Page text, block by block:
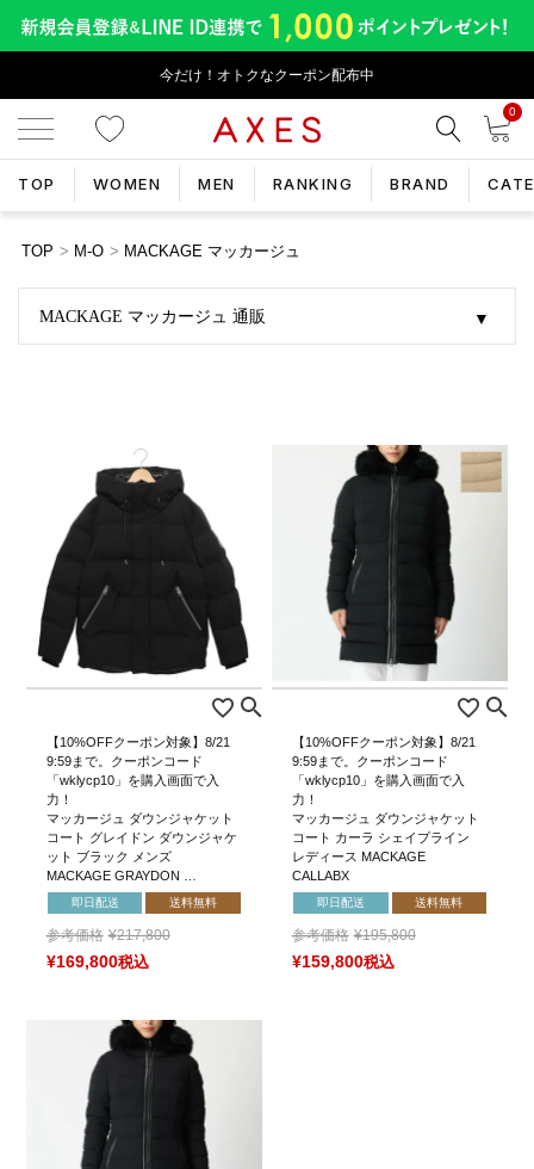
今だけ！オトクなクーポン配布中
0
TOP WOMEN MEN RANKING BRAND
TOP M-O MACKAGE マッカージュ
MACKAGE マッカージュ 通販
【10%OFFクーポン対象】8/21
9:59まで。クーポンコード
「wklycp10」を購入画面で入
力！
マッカージュ ダウンジャケット
コート グレイドン ダウンジャケ
ット ブラック メンズ
MACKAGE GRAYDON …
即日配送 送料無料
参考価格 ¥217,800
¥169,800税込
【10%OFFクーポン対象】8/21
9:59まで。クーポンコード
「wklycp10」を購入画面で入
力！
マッカージュ ダウンジャケット
コート カーラ シェイプライン
レディース MACKAGE
CALLABX
即日配送 送料無料
参考価格 ¥195,800
¥159,800税込